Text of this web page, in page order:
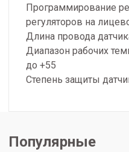
Программирование
регуляторов на
Длина провода
Диапазон рабочих
до +55
Степень защиты
Популярные